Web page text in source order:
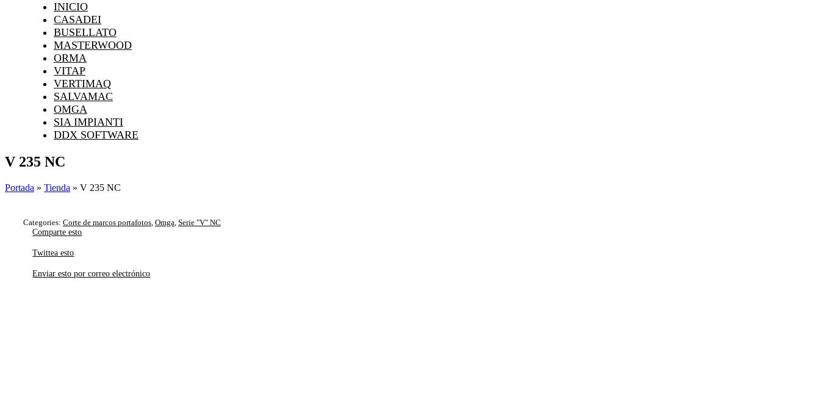
INICIO
CASADEI
BUSELLATO
MASTERWOOD
ORMA
VITAP
VERTIMAQ
SALVAMAC
OMGA
SIA IMPIANTI
DDX SOFTWARE
V 235 NC
Portada » Tienda » V 235 NC
Categories: Corte de marcos portafotos, Omga Serie "V" NC
Comparte esto
Twittea esto
Enviar esto por correo electrónico